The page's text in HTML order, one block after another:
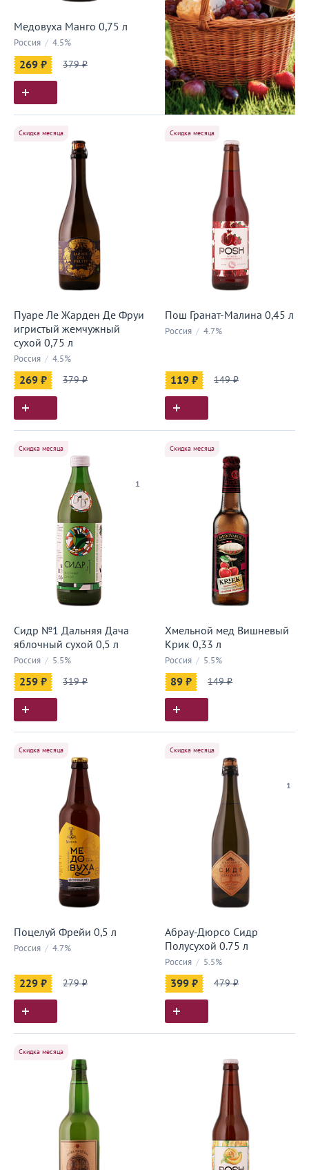
Медовуха Манго 0,75 л
Россия / 4.5%
269 ₽ 379 ₽
Скидка месяца
Пуаре Ле Жарден Де Фруи
игристый жемчужный
сухой 0,75 л
Россия / 4.5%
269 ₽ 379 ₽
Скидка месяца
Пош Гранат-Малина 0,45 л
Россия / 4.7%
119 ₽ 149 ₽
1
Скидка месяца
Сидр №1 Дальняя Дача
яблочный сухой 0,5 л
Россия / 5.5%
259 ₽ 319 ₽
Скидка месяца
Хмельной мед Вишневый
Крик 0,33 л
Россия / 5.5%
89 ₽ 149 ₽
Скидка месяца
Поцелуй Фрейи 0,5 л
Россия / 4.7%
229 ₽ 279 ₽
1
Скидка месяца
Абрау-Дюрсо Сидр
Полусухой 0.75 л
Россия / 5.5%
399 ₽ 479 ₽
Скидка месяца